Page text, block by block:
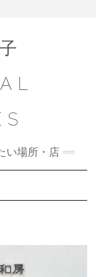
い場所・店